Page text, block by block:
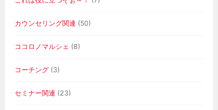
カウンセリング関連 (50)
ココロノマルシェ (8)
コーチング (3)
セミナー関連 (23)